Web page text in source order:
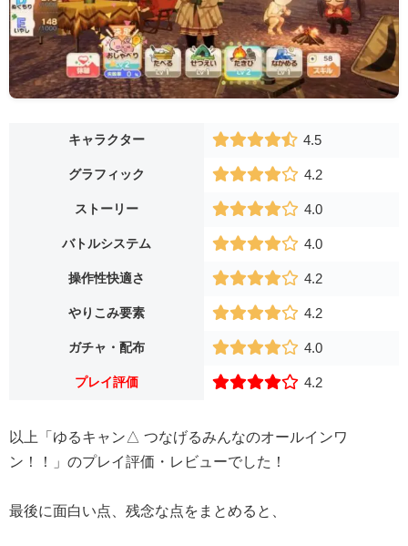
キャラクター 4.5
グラフィック 4.2
ストーリー 4.0
バトルシステム 4.0
操作性快適さ 4.2
やりこみ要素 4.2
ガチャ・配布 4.0
プレイ評価 4.2
以上「ゆるキャン△ つなげるみんなのオールインワ
ン！！」のプレイ評価・レビューでした！
最後に面白い点、残念な点をまとめると、